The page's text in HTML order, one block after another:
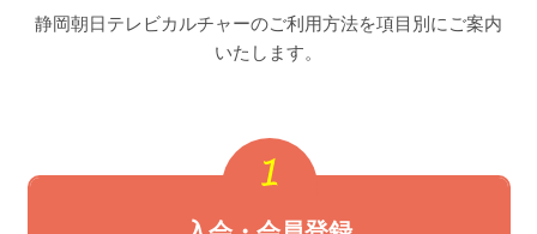
静岡朝⽇テレビカルチャーのご利⽤⽅法を項⽬別にご案内
いたします。